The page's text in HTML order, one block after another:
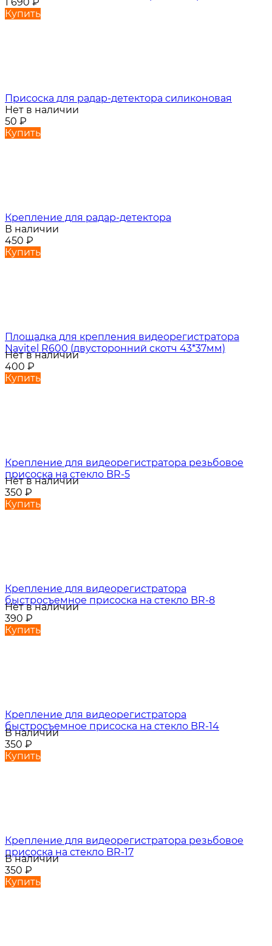
Купить
Присоска для радар-детектора силиконовая
Нет в наличии
50 ₽
Купить
Крепление для радар-детектора
В наличии
450 ₽
Купить
Площадка для крепления видеорегистратора
Navitel R600 (двусторонний скотч 43*37мм)
Нет в наличии
400 ₽
Купить
Крепление для видеорегистратора резьбовое
присоска на стекло BR-5
Нет в наличии
350 ₽
Купить
Крепление для видеорегистратора
быстросъемное присоска на стекло BR-8
Нет в наличии
390 ₽
Купить
Крепление для видеорегистратора
быстросъемное присоска на стекло BR-14
В наличии
350 ₽
Купить
Крепление для видеорегистратора резьбовое
присоска на стекло BR-17
В наличии
350 ₽
Купить